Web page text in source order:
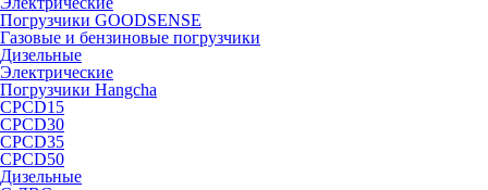
Погрузчики GOODSENSE
Газовые и бензиновые погрузчики
Дизельные
Электрические
Погрузчики Hangcha
CPCD15
CPCD30
CPCD35
CPCD50
Дизельные